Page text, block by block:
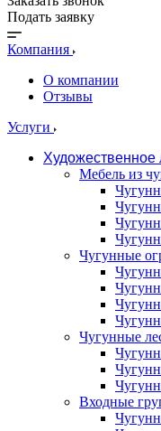
Подать заявку
Компания
О компании
Отзывы
Услуги
Художественное
Мебель из
Чугунные
Чугунные
Входные